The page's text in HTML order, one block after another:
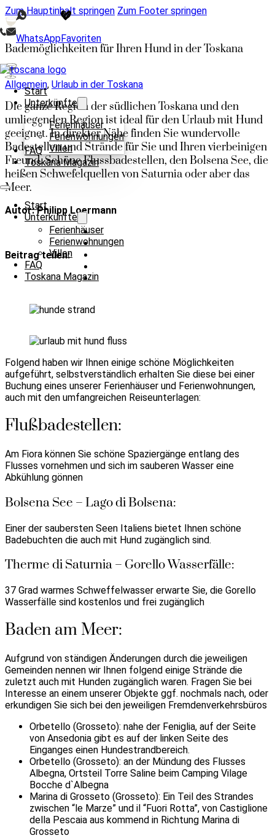
Zum Hauptinhalt springen Zum Footer springen
WhatsAppFavoriten
Start
Unterkünfte
Ferienhäuser
Ferienwohnungen
Villen
FAQ
Toskana Magazin
Start
Unterkünfte
Ferienhäuser
Ferienwohnungen
Villen
FAQ
Toskana Magazin
Bademöglichkeiten für Ihren Hund in der Toskana
Allgemein, Urlaub in der Toskana
Die ganze Region der südlichen Toskana und den
umliegenden Region ist ideal für den Urlaub mit Hund
geeignet. In direkter Nähe finden Sie wundervolle
Badestellen und Strände für Sie und Ihren vierbeinigen
Freund. Schöne Flussbadestellen, den Bolsena See, die
heißen Schwefelquellen von Saturnia oder aber das
Meer.
Autor: Philipp Loermann
Beitrag teilen:
Folgend haben wir Ihnen einige schöne Möglichkeiten
aufgeführt, selbstverständlich erhalten Sie diese bei einer
Buchung eines unserer Ferienhäuser und Ferienwohnungen,
auch mit den umfangreichen Reiseunterlagen:
Flußbadestellen:
Am Fiora können Sie schöne Spaziergänge entlang des
Flusses vornehmen und sich im sauberen Wasser eine
Abkühlung gönnen
Bolsena See – Lago di Bolsena:
Einer der saubersten Seen Italiens bietet Ihnen schöne
Badebuchten die auch mit Hund zugänglich sind.
Therme di Saturnia – Gorello Wasserfälle:
37 Grad warmes Schweffelwasser erwarte Sie, die Gorello
Wasserfälle sind kostenlos und frei zugänglich
Baden am Meer:
Aufgrund von ständigen Änderungen durch die jeweiligen
Gemeinden nennen wir Ihnen folgend einige Strände die
zuletzt auch mit Hunden zugänglich waren. Fragen Sie bei
Interesse an einem unserer Objekte ggf. nochmals nach, oder
erkundigen Sie sich bei den jeweiligen Fremdenverkehrsbüros
Orbetello (Grosseto): nahe der Feniglia, auf der Seite
von Ansedonia gibt es auf der linken Seite des
Einganges einen Hundestrandbereich.
Orbetello (Grosseto): an der Mündung des Flusses
Albegna, Ortsteil Torre Saline beim Camping Vilage
Bocche d`Albegna
Marina di Grosseto (Grosseto): Ein Teil des Strandes
zwischen “le Marze” und il “Fuori Rotta”, von Castiglione
della Pescaia aus kommend in Richtung Marina di
Grosseto